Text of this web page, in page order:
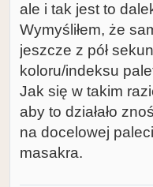
ale i tak jest to
Wymyśliłem, że
jeszcze z pół
koloru/indeksu
Jak się w takim
aby to działało
na docelowej
masakra.